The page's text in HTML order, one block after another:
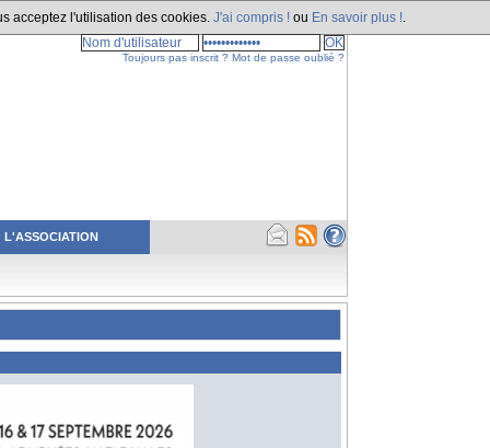
acceptez l'utilisation des cookies. J'ai compris ! ou En savoir plus !
L'ASSOCIATION
Toujours pas inscrit ? Mot de passe oublié ?